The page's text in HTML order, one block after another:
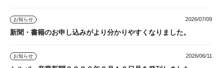
お知らせ 2026/07/09
新聞・書籍のお申し込みがより分かりやすくなりました。
お知らせ 2026/06/11